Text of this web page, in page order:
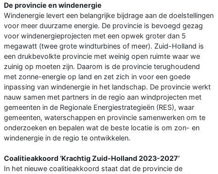
De provincie en windenergie
Windenergie levert een belangrijke bijdrage aan de doelstellingen
voor meer duurzame energie. De provincie is bevoegd gezag
voor windenergieprojecten met een opwek groter dan 5
megawatt (twee grote windturbines of meer). Zuid-Holland is
een drukbevolkte provincie met weinig open ruimte waar we
zuinig op moeten zijn. Daarom is de provincie terughoudend
met zonne-energie op land en zet zich in voor een goede
inpassing van windenergie in het landschap. De provincie werkt
nauw samen met partners in de regio aan windprojecten met
gemeenten in de Regionale Energiestrategieën (RES), waar
gemeenten, waterschappen en provincie samenwerken om te
onderzoeken en bepalen wat de beste locatie is om zon- en
windenergie in de regio te ontwikkelen.
Coalitieakkoord ‘Krachtig Zuid-Holland 2023-2027’
In het nieuwe coalitieakkoord staat dat de provincie de